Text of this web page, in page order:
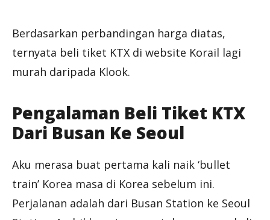
Berdasarkan perbandingan harga diatas,
ternyata beli tiket KTX di website Korail lagi
murah daripada Klook.
Pengalaman Beli Tiket KTX
Dari Busan Ke Seoul
Aku merasa buat pertama kali naik ‘bullet
train’ Korea masa di Korea sebelum ini.
Perjalanan adalah dari Busan Station ke Seoul